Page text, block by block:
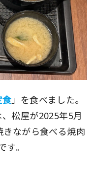
食」を食べました。
松屋が2025年5月
ながら食べる焼肉
。